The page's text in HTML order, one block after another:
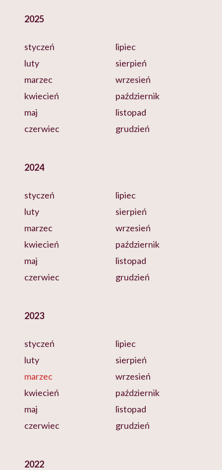
2025
styczeń
luty
marzec
kwiecień
maj
czerwiec
lipiec
sierpień
wrzesień
październik
listopad
grudzień
2024
styczeń
luty
marzec
kwiecień
maj
czerwiec
lipiec
sierpień
wrzesień
październik
listopad
grudzień
2023
styczeń
luty
marzec
kwiecień
maj
czerwiec
lipiec
sierpień
wrzesień
październik
listopad
grudzień
2022